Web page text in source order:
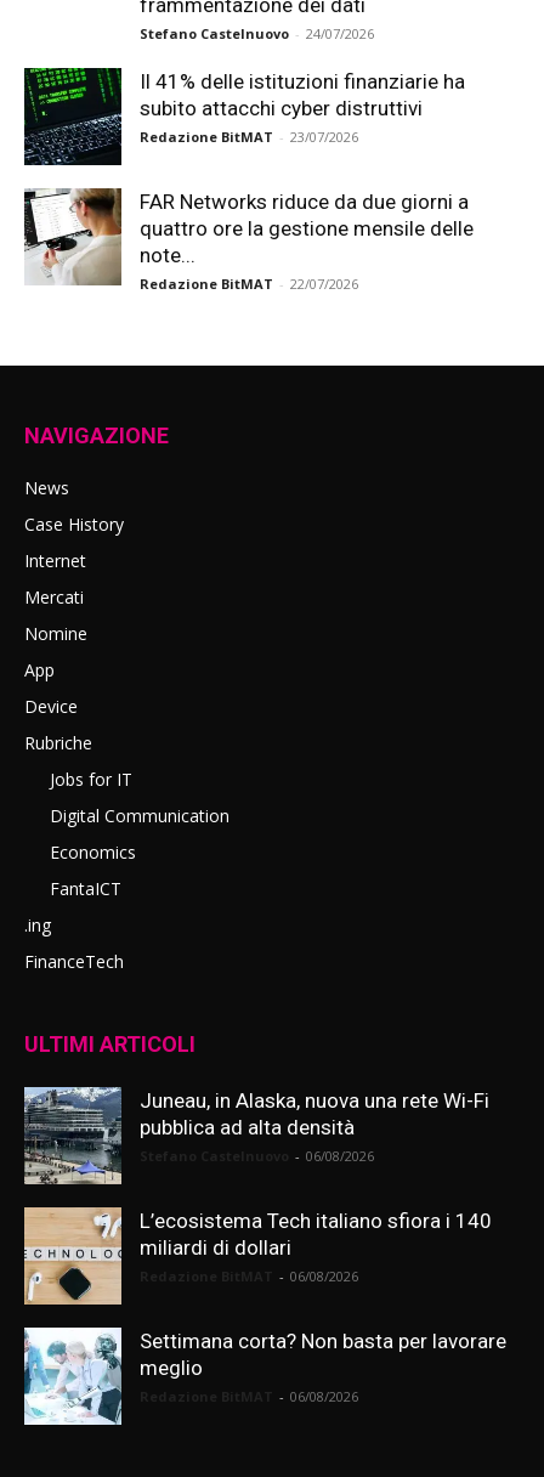
frammentazione dei dati
Stefano Castelnuovo - 24/07/2026
Il 41% delle istituzioni finanziarie ha
subito attacchi cyber distruttivi
Redazione BitMAT - 23/07/2026
FAR Networks riduce da due giorni a
quattro ore la gestione mensile delle
note...
Redazione BitMAT - 22/07/2026
NAVIGAZIONE
News
Case History
Internet
Mercati
Nomine
App
Device
Rubriche
Jobs for IT
Digital Communication
Economics
FantaICT
.ing
FinanceTech
ULTIMI ARTICOLI
Juneau, in Alaska, nuova una rete Wi-Fi
pubblica ad alta densità
- 06/08/2026
L’ecosistema Tech italiano sfiora i 140
miliardi di dollari
- 06/08/2026
Settimana corta? Non basta per lavorare
meglio
- 06/08/2026